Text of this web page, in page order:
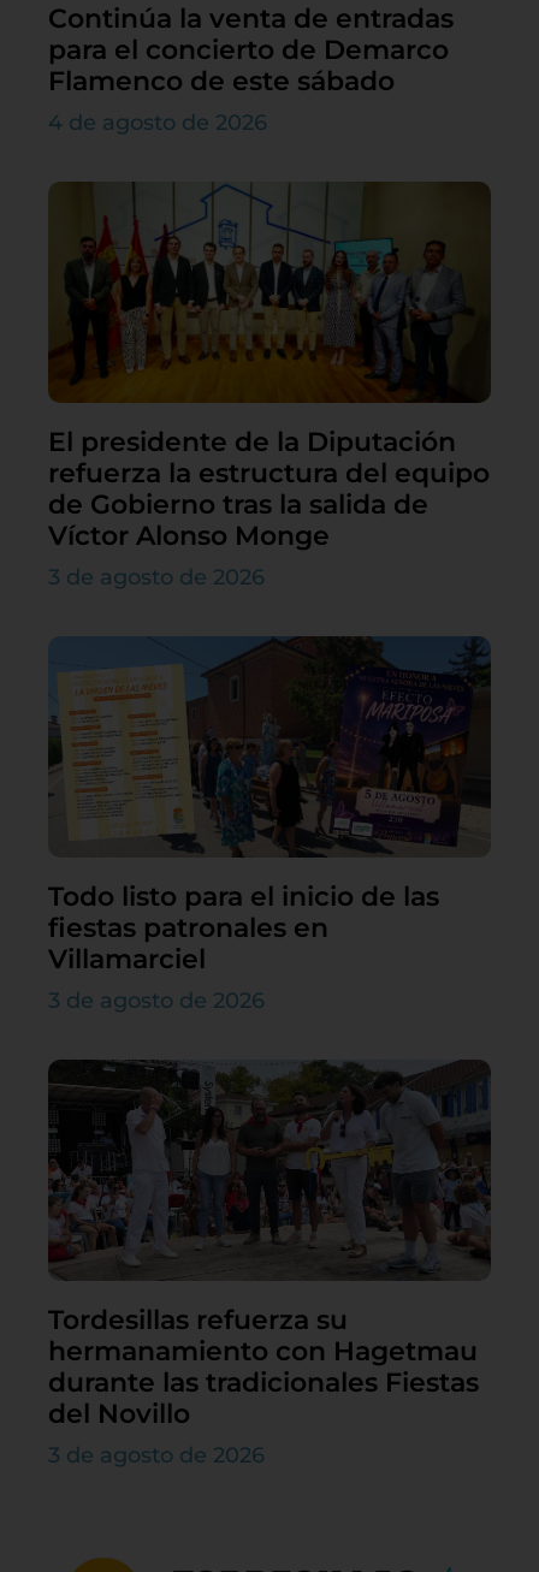
Continúa la venta de entradas
para el concierto de Demarco
Flamenco de este sábado
4 de agosto de 2026
El presidente de la Diputación
refuerza la estructura del equipo
de Gobierno tras la salida de
Víctor Alonso Monge
3 de agosto de 2026
Todo listo para el inicio de las
fiestas patronales en
Villamarciel
3 de agosto de 2026
Tordesillas refuerza su
hermanamiento con Hagetmau
durante las tradicionales Fiestas
del Novillo
3 de agosto de 2026